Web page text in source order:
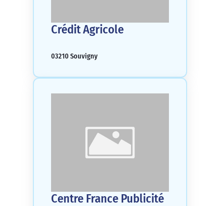
Crédit Agricole
03210 Souvigny
Centre France Publicité